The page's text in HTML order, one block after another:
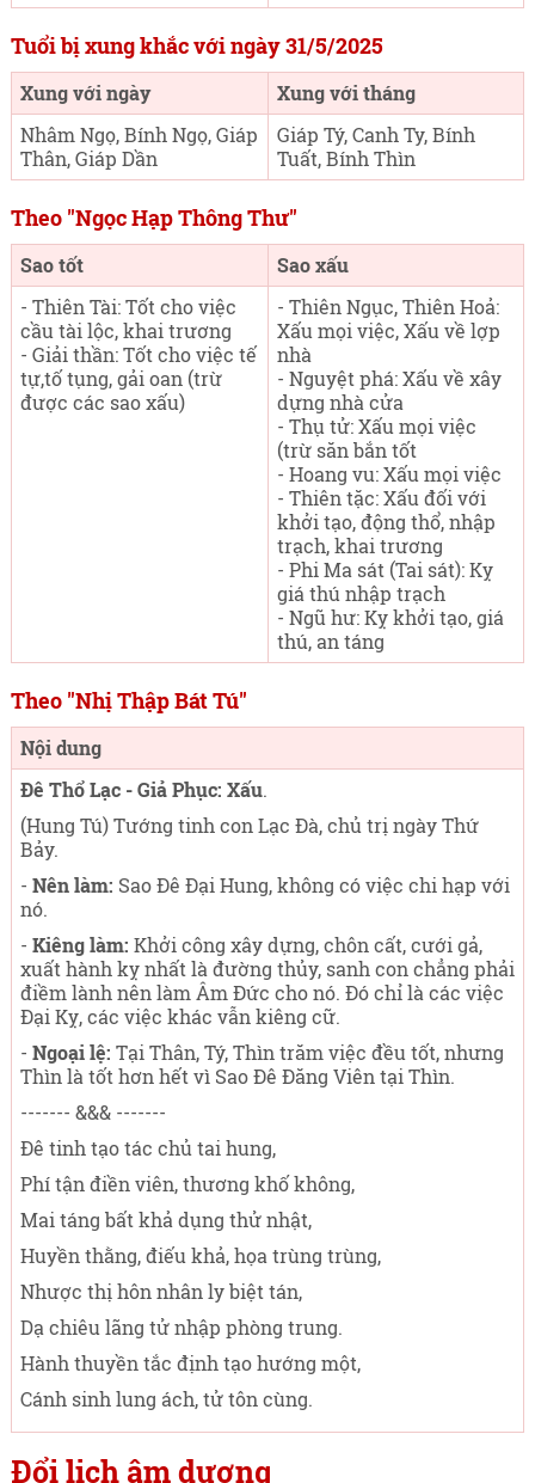
Tuổi bị xung khắc với ngày 31/5/2025
Xung với ngày
Xung với tháng
Nhâm Ngọ, Bính Ngọ, Giáp
Thân, Giáp Dần
Giáp Tý, Canh Ty, Bính
Tuất, Bính Thìn
Theo "Ngọc Hạp Thông Thư"
Sao tốt
Sao xấu
- Thiên Tài: Tốt cho việc
cầu tài lộc, khai trương
- Giải thần: Tốt cho việc tế
tự,tố tụng, gải oan (trừ
được các sao xấu)
- Thiên Ngục, Thiên Hoả:
Xấu mọi việc, Xấu về lợp
nhà
- Nguyệt phá: Xấu về xây
dựng nhà cửa
- Thụ tử: Xấu mọi việc
(trừ săn bắn tốt
- Hoang vu: Xấu mọi việc
- Thiên tặc: Xấu đối với
khởi tạo, động thổ, nhập
trạch, khai trương
- Phi Ma sát (Tai sát): Kỵ
giá thú nhập trạch
- Ngũ hư: Kỵ khởi tạo, giá
thú, an táng
Theo "Nhị Thập Bát Tú"
Nội dung
Đê Thổ Lạc - Giả Phục: Xấu.
(Hung Tú) Tướng tinh con Lạc Đà, chủ trị ngày Thứ
Bảy.
- Nên làm: Sao Đê Đại Hung, không có việc chi hạp với
nó.
- Kiêng làm: Khởi công xây dựng, chôn cất, cưới gả,
xuất hành kỵ nhất là đường thủy, sanh con chẳng phải
điềm lành nên làm Âm Đức cho nó. Đó chỉ là các việc
Đại Kỵ, các việc khác vẫn kiêng cữ.
- Ngoại lệ: Tại Thân, Tý, Thìn trăm việc đều tốt, nhưng
Thìn là tốt hơn hết vì Sao Đê Đăng Viên tại Thìn.
------- &&& -------
Đê tinh tạo tác chủ tai hung,
Phí tận điền viên, thương khố không,
Mai táng bất khả dụng thử nhật,
Huyền thằng, điếu khả, họa trùng trùng,
Nhược thị hôn nhân ly biệt tán,
Dạ chiêu lãng tử nhập phòng trung.
Hành thuyền tắc định tạo hướng một,
Cánh sinh lung ách, tử tôn cùng.
Đổi lịch âm dương